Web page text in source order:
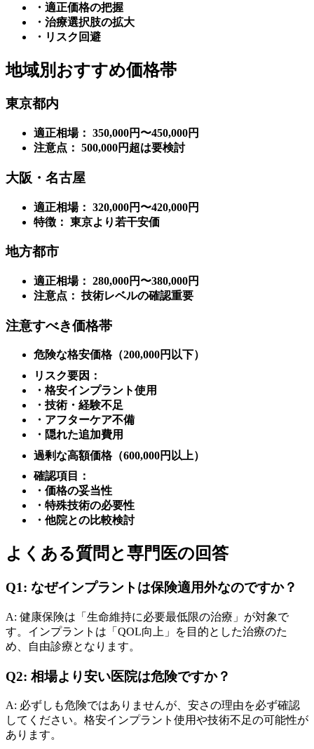
・適正価格の把握
・治療選択肢の拡大
・リスク回避
地域別おすすめ価格帯
東京都内
適正相場： 350,000円〜450,000円
注意点： 500,000円超は要検討
大阪・名古屋
適正相場： 320,000円〜420,000円
特徴： 東京より若干安価
地方都市
適正相場： 280,000円〜380,000円
注意点： 技術レベルの確認重要
注意すべき価格帯
危険な格安価格（200,000円以下）
リスク要因：
・格安インプラント使用
・技術・経験不足
・アフターケア不備
・隠れた追加費用
過剰な高額価格（600,000円以上）
確認項目：
・価格の妥当性
・特殊技術の必要性
・他院との比較検討
よくある質問と専門医の回答
Q1: なぜインプラントは保険適用外なのですか？
A: 健康保険は「生命維持に必要最低限の治療」が対象で
す。インプラントは「QOL向上」を目的とした治療のた
め、自由診療となります。
Q2: 相場より安い医院は危険ですか？
A: 必ずしも危険ではありませんが、安さの理由を必ず確認
してください。格安インプラント使用や技術不足の可能性が
あります。